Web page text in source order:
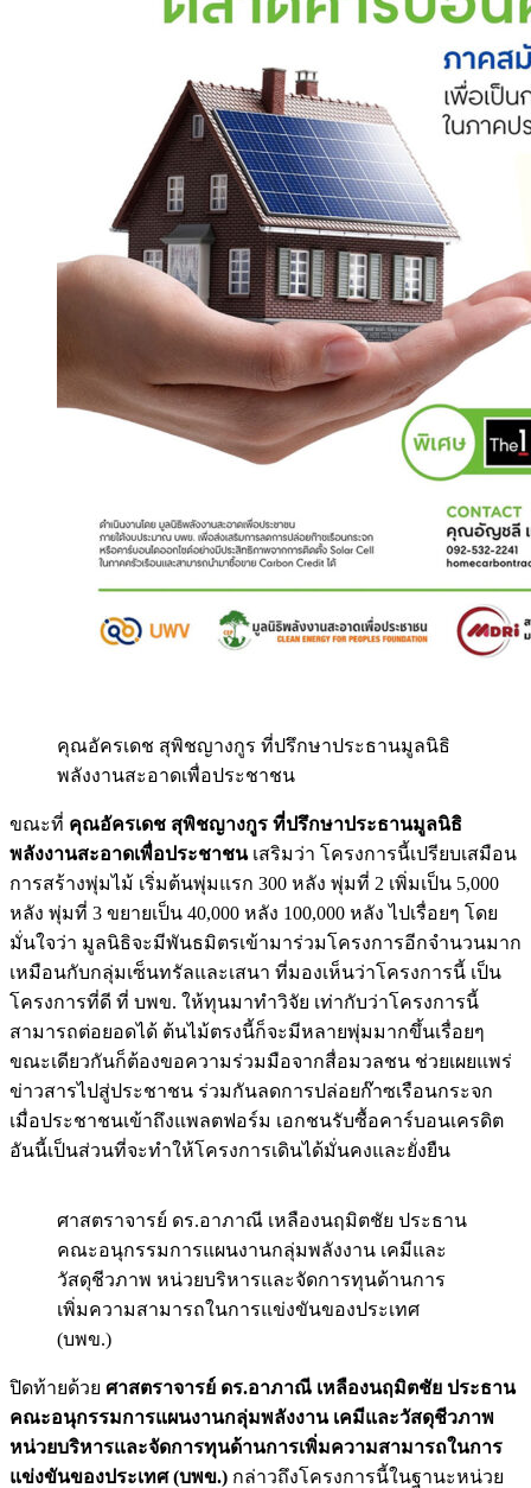
คุณอัครเดช สุพิชญางกูร ที่ปรึกษาประธานมูลนิธิ
พลังงานสะอาดเพื่อประชาชน
ขณะที่ คุณอัครเดช สุพิชญางกูร ที่ปรึกษาประธานมูลนิธิ
พลังงานสะอาดเพื่อประชาชนเสริมว่า โครงการนี้เปรียบเสมือน
การสร้างพุ่มไม้ เริ่มต้นพุ่มแรก 300 หลัง พุ่มที่ 2 เพิ่มเป็น 5,000
หลัง พุ่มที่ 3 ขยายเป็น 40,000 หลัง 100,000 หลัง ไปเรื่อยๆ โดย
มั่นใจว่า มูลนิธิจะมีพันธมิตรเข้ามาร่วมโครงการอีกจำนวนมาก
เหมือนกับกลุ่มเซ็นทรัลและเสนา ที่มองเห็นว่าโครงการนี้ เป็น
โครงการที่ดี ที่ บพข. ให้ทุนมาทำวิจัย เท่ากับว่าโครงการนี้
สามารถต่อยอดได้ ต้นไม้ตรงนี้ก็จะมีหลายพุ่มมากขึ้นเรื่อยๆ
ขณะเดียวกันก็ต้องขอความร่วมมือจากสื่อมวลชน ช่วยเผยแพร่
ข่าวสารไปสู่ประชาชน ร่วมกันลดการปล่อยก๊าซเรือนกระจก
เมื่อประชาชนเข้าถึงแพลตฟอร์ม เอกชนรับซื้อคาร์บอนเครดิต
อันนี้เป็นส่วนที่จะทำให้โครงการเดินได้มั่นคงและยั่งยืน
ศาสตราจารย์ ดร.อาภาณี เหลืองนฤมิตชัย ประธาน
คณะอนุกรรมการแผนงานกลุ่มพลังงาน เคมีและ
วัสดุชีวภาพ หน่วยบริหารและจัดการทุนด้านการ
เพิ่มความสามารถในการแข่งขันของประเทศ
(บพข.)
ปิดท้ายด้วย ศาสตราจารย์ ดร.อาภาณี เหลืองนฤมิตชัย ประธาน
คณะอนุกรรมการแผนงานกลุ่มพลังงาน เคมีและวัสดุชีวภาพ
หน่วยบริหารและจัดการทุนด้านการเพิ่มความสามารถในการ
แข่งขันของประเทศ (บพข.) กล่าวถึงโครงการนี้ในฐานะหน่วย